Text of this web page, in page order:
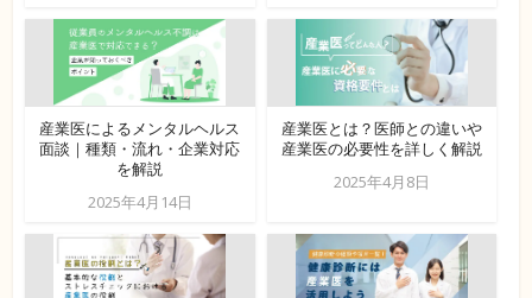
産業医によるメンタルヘルス
面談｜種類・流れ・企業対応
を解説
2025年4月14日
産業医とは？医師との違いや
産業医の必要性を詳しく解説
2025年4月8日